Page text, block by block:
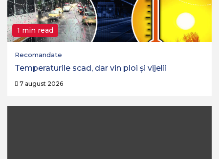
1 min read
Recomandate
Temperaturile scad, dar vin ploi și vijelii
7 august 2026